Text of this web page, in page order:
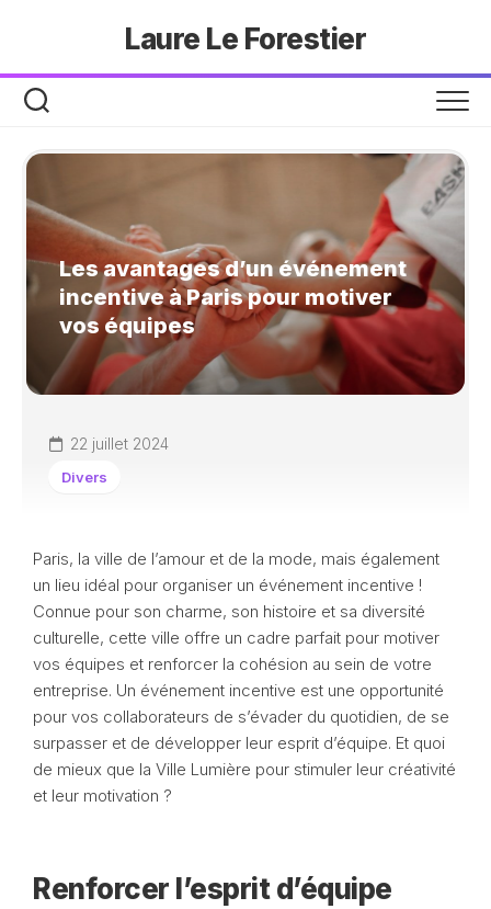
Laure Le Forestier
Les avantages d’un événement
incentive à Paris pour motiver
vos équipes
22 juillet 2024
Divers
Paris, la ville de l’amour et de la mode, mais également
un lieu idéal pour organiser un événement incentive !
Connue pour son charme, son histoire et sa diversité
culturelle, cette ville offre un cadre parfait pour motiver
vos équipes et renforcer la cohésion au sein de votre
entreprise. Un événement incentive est une opportunité
pour vos collaborateurs de s’évader du quotidien, de se
surpasser et de développer leur esprit d’équipe. Et quoi
de mieux que la Ville Lumière pour stimuler leur créativité
et leur motivation ?
Renforcer l’esprit d’équipe